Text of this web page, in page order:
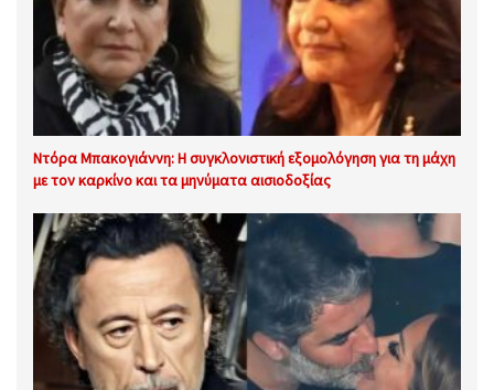
Ντόρα Μπακογιάννη: Η συγκλονιστική εξομολόγηση για τη μάχη
με τον καρκίνο και τα μηνύματα αισιοδοξίας